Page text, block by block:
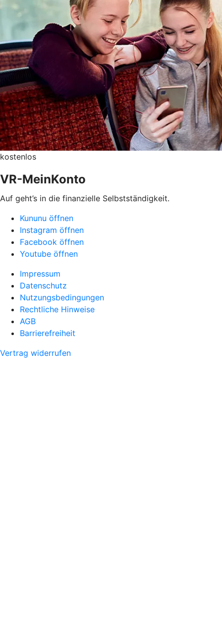
kostenlos
VR-MeinKonto
Auf geht’s in die finanzielle Selbstständigkeit.
Kununu öffnen
Instagram öffnen
Facebook öffnen
Youtube öffnen
Impressum
Datenschutz
Nutzungsbedingungen
Rechtliche Hinweise
AGB
Barrierefreiheit
Vertrag widerrufen